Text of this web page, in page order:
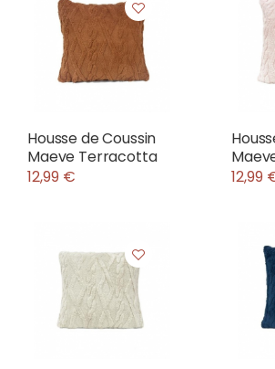
Housse de Coussin
Maeve Terracotta
12,99 €
12,99